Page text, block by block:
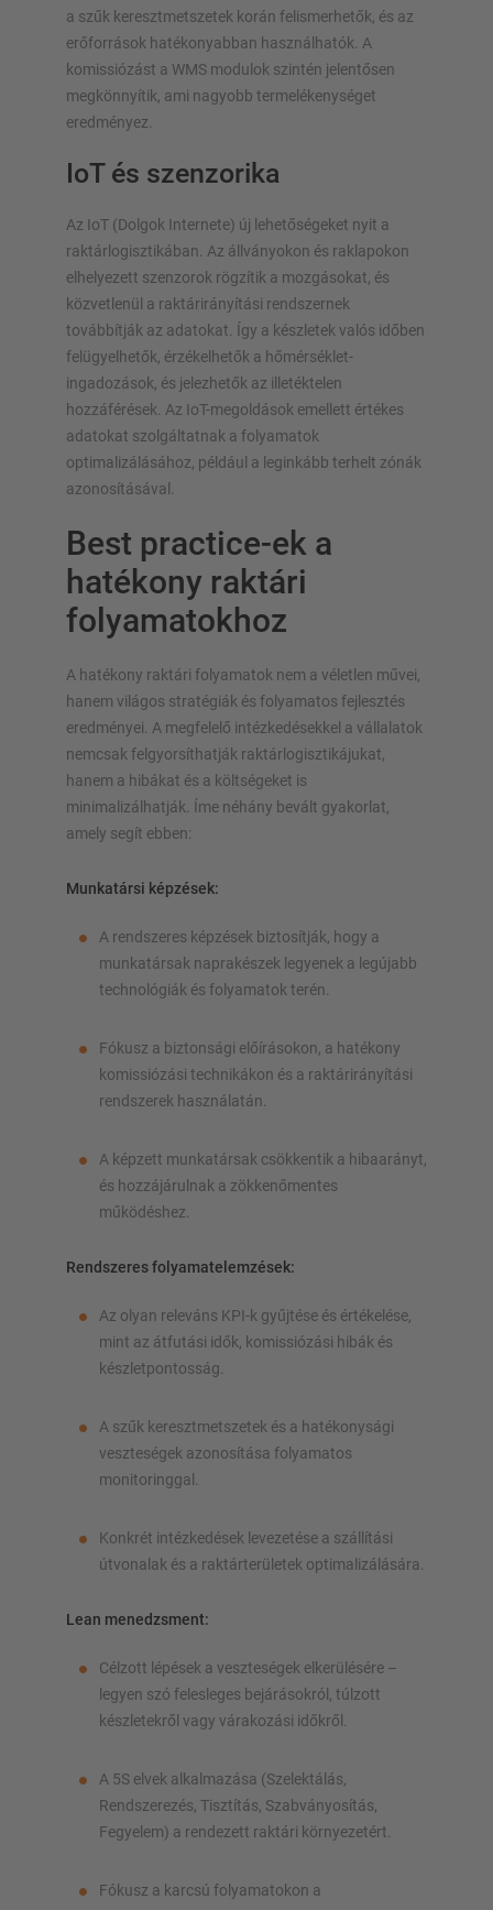
a szűk keresztmetszetek korán felismerhetők, és az
erőforrások hatékonyabban használhatók. A
komissiózást a WMS modulok szintén jelentősen
megkönnyítik, ami nagyobb termelékenységet
eredményez.
IoT és szenzorika
Az IoT (Dolgok Internete) új lehetőségeket nyit a
raktárlogisztikában. Az állványokon és raklapokon
elhelyezett szenzorok rögzítik a mozgásokat, és
közvetlenül a raktárirányítási rendszernek
továbbítják az adatokat. Így a készletek valós időben
felügyelhetők, érzékelhetők a hőmérséklet-
ingadozások, és jelezhetők az illetéktelen
hozzáférések. Az IoT-megoldások emellett értékes
adatokat szolgáltatnak a folyamatok
optimalizálásához, például a leginkább terhelt zónák
azonosításával.
Best practice-ek a
hatékony raktári
folyamatokhoz
A hatékony raktári folyamatok nem a véletlen művei,
hanem világos stratégiák és folyamatos fejlesztés
eredményei. A megfelelő intézkedésekkel a vállalatok
nemcsak felgyorsíthatják raktárlogisztikájukat,
hanem a hibákat és a költségeket is
minimalizálhatják. Íme néhány bevált gyakorlat,
amely segít ebben:
Munkatársi képzések:
A rendszeres képzések biztosítják, hogy a
munkatársak naprakészek legyenek a legújabb
technológiák és folyamatok terén.
Fókusz a biztonsági előírásokon, a hatékony
komissiózási technikákon és a raktárirányítási
rendszerek használatán.
A képzett munkatársak csökkentik a hibaarányt,
és hozzájárulnak a zökkenőmentes
működéshez.
Rendszeres folyamatelemzések:
Az olyan releváns KPI-k gyűjtése és értékelése,
mint az átfutási idők, komissiózási hibák és
készletpontosság.
A szűk keresztmetszetek és a hatékonysági
veszteségek azonosítása folyamatos
monitoringgal.
Konkrét intézkedések levezetése a szállítási
útvonalak és a raktárterületek optimalizálására.
Lean menedzsment:
Célzott lépések a veszteségek elkerülésére –
legyen szó felesleges bejárásokról, túlzott
készletekről vagy várakozási időkről.
A 5S elvek alkalmazása (Szelektálás,
Rendszerezés, Tisztítás, Szabványosítás,
Fegyelem) a rendezett raktári környezetért.
Fókusz a karcsú folyamatokon a